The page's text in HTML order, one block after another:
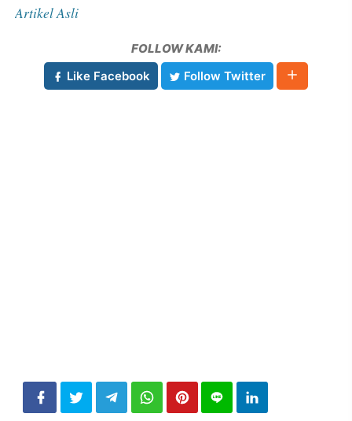
Artikel Asli
FOLLOW KAMI:
Like Facebook
Follow Twitter